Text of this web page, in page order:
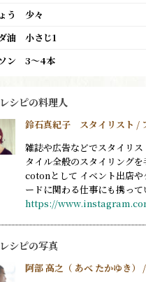
う
少々
油
小さじ1
ン
3〜4本
シピの料理人
鈴石真紀子 スタイリスト /
雑誌や広告などでスタイリ
タイル全般のスタイリング
cotonとして イベント出店や
ードに関わる仕事にも携って
https://
シピの写真
阿部 高之（ あべ たかゆき）